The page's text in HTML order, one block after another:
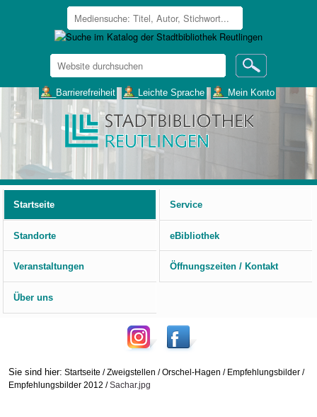
Website
durchsuchen
___Barrierefreiheit ___Leichte Sprache ___Mein Konto
Startseite
Service
Standorte eBibliothek
Veranstaltungen Öffnungszeiten / Kontakt
Über uns
Sie sind hier: Startseite /Zweigstellen /Orschel-Hagen / Empfehlungsbilder /
Empfehlungsbilder 2012 /Sachar.jpg